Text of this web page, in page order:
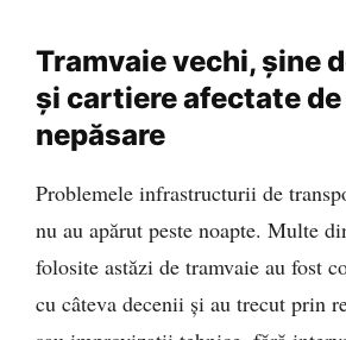
Tramvaie vechi, șine
și cartiere afectate de
nepăsare
Problemele infrastructurii de
nu au apărut peste noapte. Multe
folosite astăzi de tramvaie au fost
cu câteva decenii și au trecut prin